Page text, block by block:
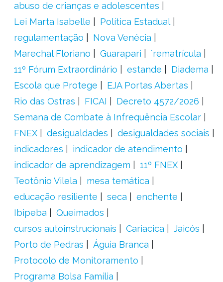
abuso de crianças e adolescentes
Lei Marta Isabelle
Política Estadual
regulamentação
Nova Venécia
Marechal Floriano
Guarapari
´rematrícula
11º Fórum Extraordinário
estande
Diadema
Escola que Protege
EJA Portas Abertas
Rio das Ostras
FICAI
Decreto 4572/2026
Semana de Combate à Infrequência Escolar
FNEX
desigualdades
desigualdades sociais
indicadores
indicador de atendimento
indicador de aprendizagem
11º FNEX
Teotônio Vilela
mesa temática
educação resiliente
seca
enchente
Ibipeba
Queimados
cursos autoinstrucionais
Cariacica
Jaicós
Porto de Pedras
Águia Branca
Protocolo de Monitoramento
Programa Bolsa Família